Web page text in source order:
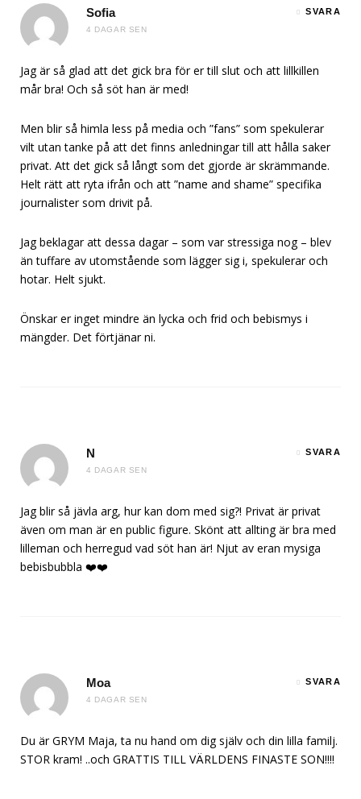
Sofia
4 DAGAR SEN
SVARA
Jag är så glad att det gick bra för er till slut och att lillkillen
mår bra! Och så söt han är med!
Men blir så himla less på media och ”fans” som spekulerar
vilt utan tanke på att det finns anledningar till att hålla saker
privat. Att det gick så långt som det gjorde är skrämmande.
Helt rätt att ryta ifrån och att ”name and shame” specifika
journalister som drivit på.
Jag beklagar att dessa dagar – som var stressiga nog – blev
än tuffare av utomstående som lägger sig i, spekulerar och
hotar. Helt sjukt.
Önskar er inget mindre än lycka och frid och bebismys i
mängder. Det förtjänar ni.
N
4 DAGAR SEN
SVARA
Jag blir så jävla arg, hur kan dom med sig?! Privat är privat
även om man är en public figure. Skönt att allting är bra med
lilleman och herregud vad söt han är! Njut av eran mysiga
bebisbubbla ❤️❤️
Moa
4 DAGAR SEN
SVARA
Du är GRYM Maja, ta nu hand om dig själv och din lilla familj.
STOR kram! ..och GRATTIS TILL VÄRLDENS FINASTE SON!!!!